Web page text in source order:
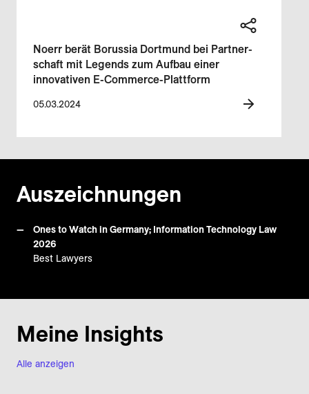
Noerr berät Borussia Dort­mund bei Partner­
schaft mit Legends zum Aufbau einer
innovativen E-Commerce-Plattform
05.03.2024
Auszeichnungen
Ones to Watch in Germany; Information Technology Law
2026
Best Lawyers
Alle anzeigen
Meine Insights